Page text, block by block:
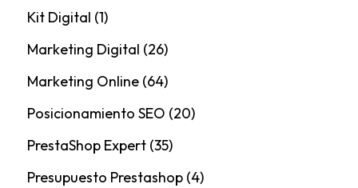
Kit Digital (1)
Marketing Digital (26)
Marketing Online(64)
Posicionamiento SEO (20)
PrestaShop Expert(35)
Presupuesto Prestashop(4)